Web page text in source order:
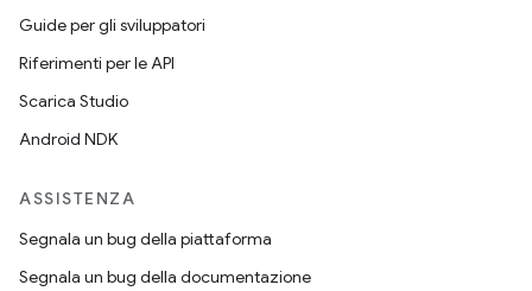
Guide per gli sviluppatori
Riferimenti per le API
Scarica Studio
Android NDK
ASSISTENZA
Segnala un bug della piattaforma
Segnala un bug della documentazione